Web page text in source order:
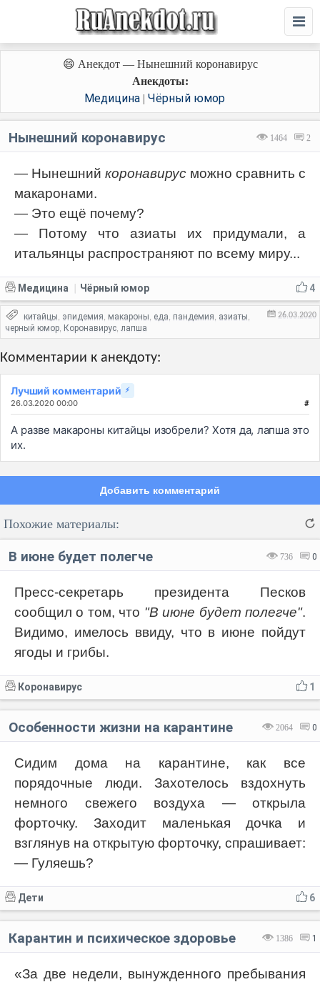
😄 Анекдот — Нынешний коронавирус
Анекдоты:
Медицина | Чёрный юмор
1464 2
Нынешний коронавирус
— Нынешний коронавирус можно сравнить с
макаронами.
— Это ещё почему?
— Потому что азиаты их придумали, а
итальянцы распространяют по всему миру...
4
Медицина Чёрный юмор
26.03.2020
китайцы, эпидемия, макароны, еда, пандемия, азиаты,
черный юмор, Коронавирус, лапша
Комментарии к анекдоту:
Лучший комментарий ⚡
26.03.2020 00:00 #
А разве макароны китайцы изобрели? Хотя да, лапша это
их.
Добавить комментарий
Код:
Похожие материалы:
736 0
В июне будет полегче
Пресс-секретарь президента Песков
сообщил о том, что "В июне будет полегче".
Видимо, имелось ввиду, что в июне пойдут
ягоды и грибы.
1
Коронавирус
2064 0
Особенности жизни на карантине
Сидим дома на карантине, как все
порядочные люди. Захотелось вздохнуть
немного свежего воздуха — открыла
форточку. Заходит маленькая дочка и
взглянув на открытую форточку, спрашивает:
— Гуляешь?
6
Дети
1386 1
Карантин и психическое здоровье
«За две недели, вынужденного пребывания